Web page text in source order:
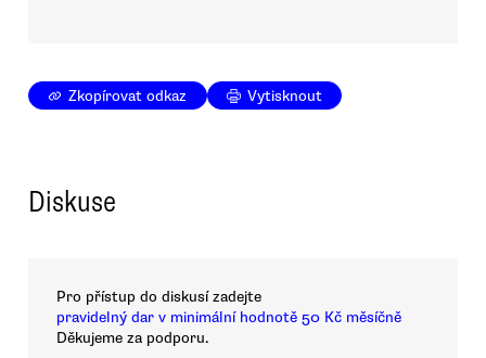
Zkopírovat odkaz Vytisknout
Diskuse
Pro přístup do diskusí zadejte
pravidelný dar v minimální hodnotě 50 Kč měsíčně
Děkujeme za podporu.